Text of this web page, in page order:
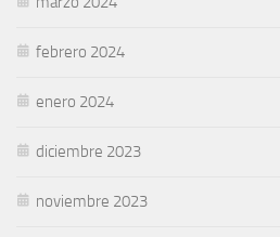
febrero 2024
enero 2024
diciembre 2023
noviembre 2023